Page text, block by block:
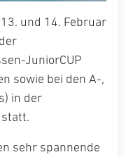
und 14. Februar
JuniorCUP
sowie bei den A-,
in der
sehr spannende